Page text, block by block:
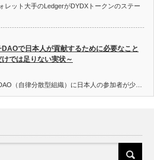
レット大手のLedgerがDYDXトークンのステー
で日本人が貢献するために必要なこと
けでは足りない実状～
（自律分散型組織）に日本人の参加者が少…